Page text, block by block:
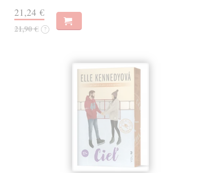
21,24 €
21,90 € ?